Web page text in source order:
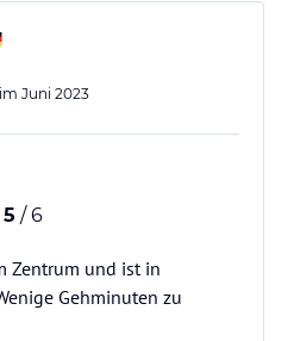
Juni 2023
5 / 6
Zentrum und ist in
Gehminuten zu